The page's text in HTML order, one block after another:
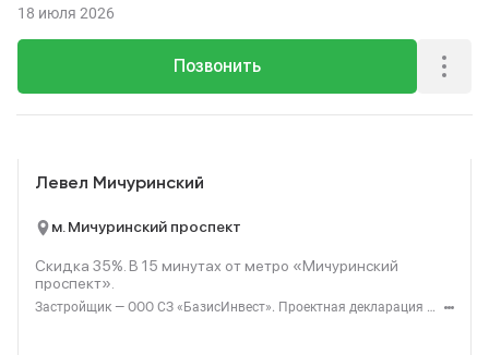
Позвонить
18 июля 2026
Левел Мичуринский
м. Мичуринский проспект
Скидка 35%. В 15 минутах от метро «Мичуринский
проспект».
Застройщик — ООО СЗ «БазисИнвест». Проектная декларация — наш.дом.рф. Акция до 31.08.2026. Не оферта. Подробности — level.ru